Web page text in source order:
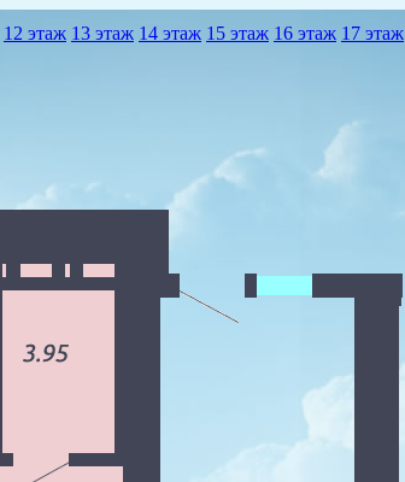
12 этаж 13 этаж 14 этаж 15 этаж 16 этаж 17 этаж